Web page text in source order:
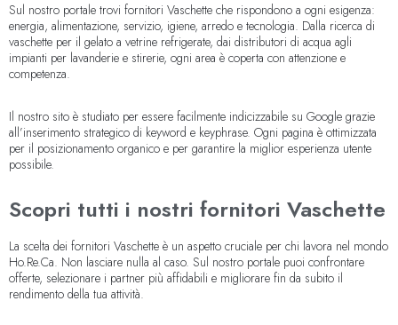
Sul nostro portale trovi fornitori Vaschette che rispondono a ogni esigenza:
energia, alimentazione, servizio, igiene, arredo e tecnologia. Dalla ricerca di
vaschette per il gelato a vetrine refrigerate, dai distributori di acqua agli
impianti per lavanderie e stirerie, ogni area è coperta con attenzione e
competenza.
Il nostro sito è studiato per essere facilmente indicizzabile su Google grazie
all’inserimento strategico di keyword e keyphrase. Ogni pagina è ottimizzata
per il posizionamento organico e per garantire la miglior esperienza utente
possibile.
Scopri tutti i nostri fornitori Vaschette
La scelta dei fornitori Vaschette è un aspetto cruciale per chi lavora nel mondo
Ho.Re.Ca. Non lasciare nulla al caso. Sul nostro portale puoi confrontare
offerte, selezionare i partner più affidabili e migliorare fin da subito il
rendimento della tua attività.